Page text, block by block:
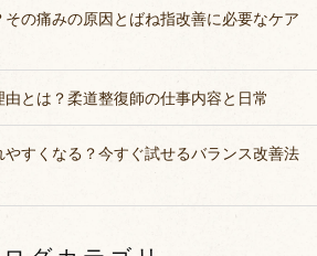
の痛みの原因とばね指改善に必要なケア
由とは？柔道整復師の仕事内容と日常
すくなる？今すぐ試せるバランス改善法